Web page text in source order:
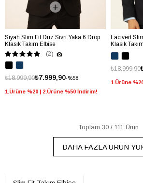
Siyah Slim Fit Düz Sivri Yaka 6 Drop
Klasik Takım Elbise
(2)
%58
₺7.999,90
₺18.999,90
1.Ürüne %20 | 2.Ürüne %50 İndirim!
Lacivert
Klasik
₺18.999,90
1.Ürüne
Toplam 30/ 111 Ürün
DAHA FAZLA ÜRÜN